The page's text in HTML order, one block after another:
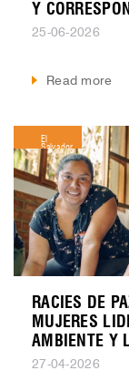
Y
25-06-2026
Read more
RACIES DE
MUJERES
AMBIENTE Y
27-04-2026
El
Salvador